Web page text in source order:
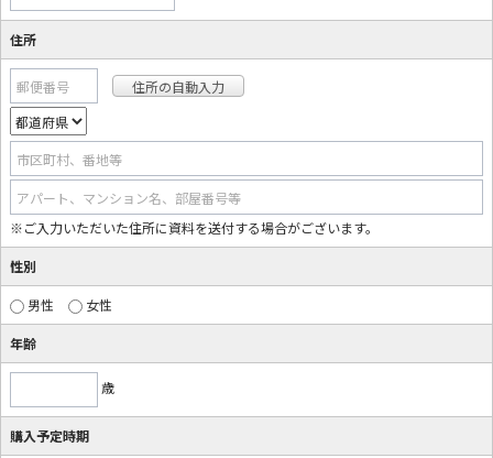
住所
郵便番号
市区町村、番地等
アパート、マンション名、部屋番号等
※ご入力いただいた住所に資料を送付する場合がございます。
性別
男性 女性
年齢
歳
購入予定時期